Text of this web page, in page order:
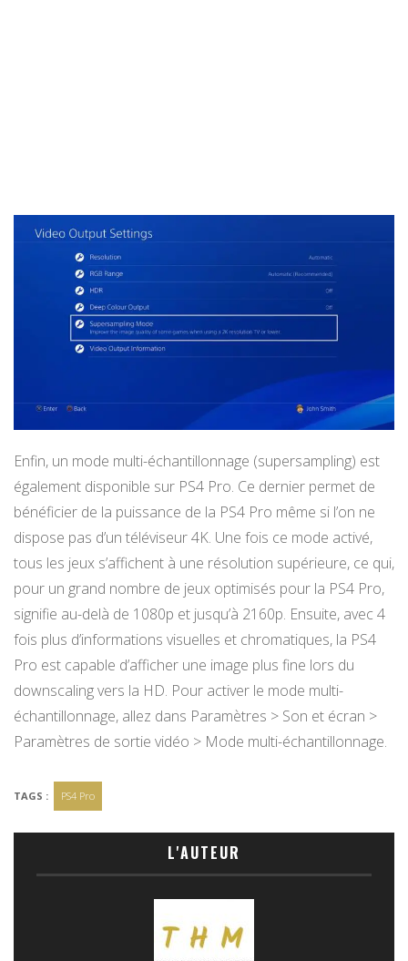
Enfin, un mode multi-échantillonnage (supersampling) est
également disponible sur PS4 Pro. Ce dernier permet de
bénéficier de la puissance de la PS4 Pro même si l’on ne
dispose pas d’un téléviseur 4K. Une fois ce mode activé,
tous les jeux s’affichent à une résolution supérieure, ce qui,
pour un grand nombre de jeux optimisés pour la PS4 Pro,
signifie au-delà de 1080p et jusqu’à 2160p. Ensuite, avec 4
fois plus d’informations visuelles et chromatiques, la PS4
Pro est capable d’afficher une image plus fine lors du
downscaling vers la HD. Pour activer le mode multi-
échantillonnage, allez dans Paramètres > Son et écran >
Paramètres de sortie vidéo > Mode multi-échantillonnage.
TAGS : PS4 Pro
L'AUTEUR